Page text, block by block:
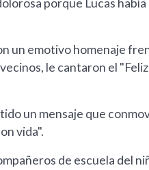
porque Lucas
un emotivo homenaje
le cantaron el
un mensaje que
vida".
de escuela del